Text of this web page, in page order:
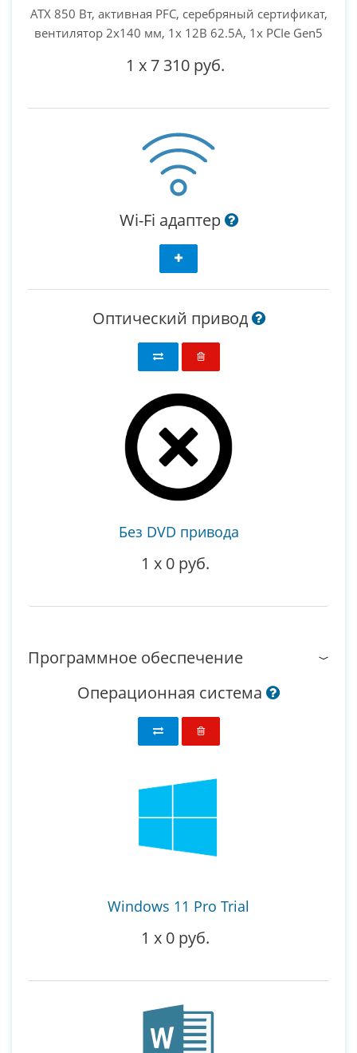
ATX 850 Вт, активная PFC, серебряный сертификат,
вентилятор 2x140 мм, 1x 12В 62.5А, 1x PCIe Gen5
1 x 7 310 руб.
Wi-Fi адаптер
Оптический привод
Без DVD привода
1 x 0 руб.
Программное обеспечение
Операционная система
Windows 11 Pro Trial
1 x 0 руб.